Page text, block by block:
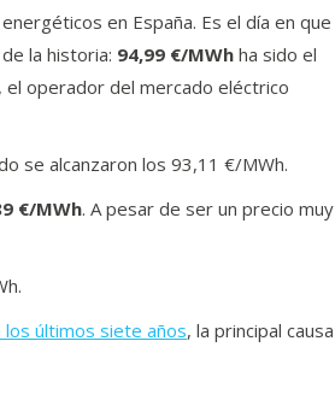
en España. Es el día en que
la historia: 94,99 €/MWh ha sido el
operador del mercado eléctrico
se alcanzaron los 93,11 €/MWh.
€/MWh. A pesar de ser un precio muy
los últimos siete años, la principal causa